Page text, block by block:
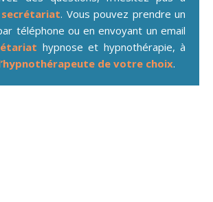
. Vous pouvez prendre un
téléphone ou en envoyant un email
hypnose et hypnothérapie, à
de votre choix.